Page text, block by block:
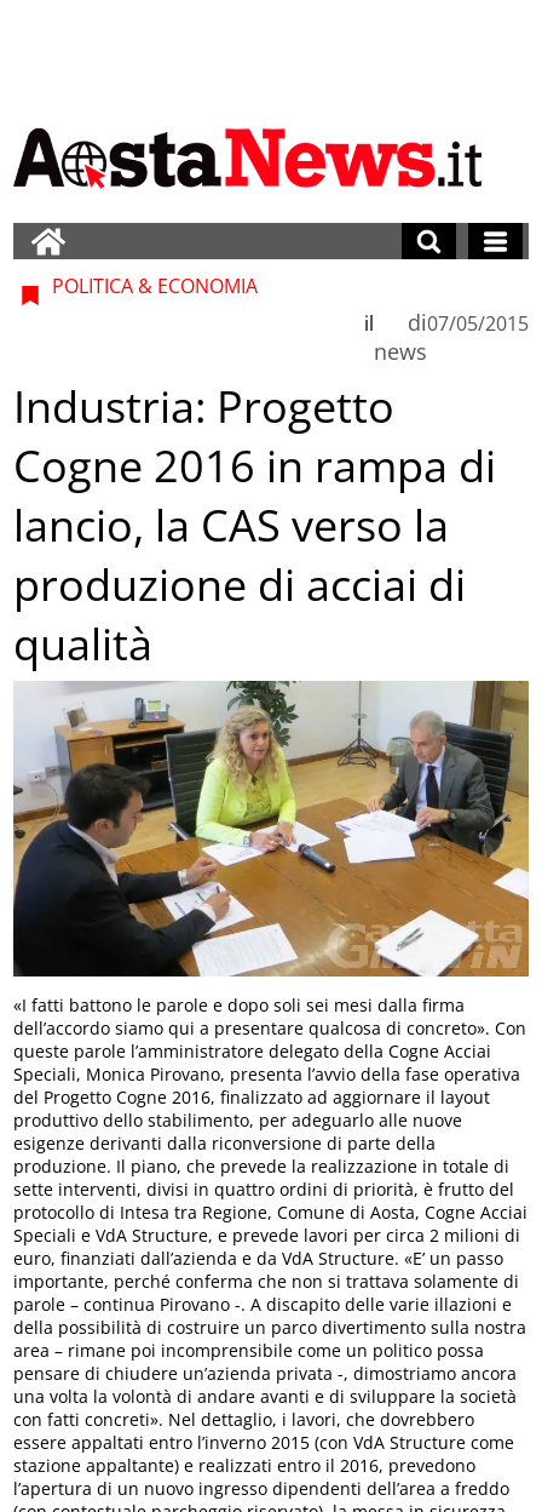
POLITICA & ECONOMIA
di
news
il 07/05/2015
Industria: Progetto
Cogne 2016 in rampa di
lancio, la CAS verso la
produzione di acciai di
qualità
«I fatti battono le parole e dopo soli sei mesi dalla firma
dell’accordo siamo qui a presentare qualcosa di concreto». Con
queste parole l’amministratore delegato della Cogne Acciai
Speciali, Monica Pirovano, presenta l’avvio della fase operativa
del Progetto Cogne 2016, finalizzato ad aggiornare il layout
produttivo dello stabilimento, per adeguarlo alle nuove
esigenze derivanti dalla riconversione di parte della
produzione. Il piano, che prevede la realizzazione in totale di
sette interventi, divisi in quattro ordini di priorità, è frutto del
protocollo di Intesa tra Regione, Comune di Aosta, Cogne Acciai
Speciali e VdA Structure, e prevede lavori per circa 2 milioni di
euro, finanziati dall’azienda e da VdA Structure. «E’ un passo
importante, perché conferma che non si trattava solamente di
parole – continua Pirovano -. A discapito delle varie illazioni e
della possibilità di costruire un parco divertimento sulla nostra
area – rimane poi incomprensibile come un politico possa
pensare di chiudere un’azienda privata -, dimostriamo ancora
una volta la volontà di andare avanti e di sviluppare la società
con fatti concreti». Nel dettaglio, i lavori, che dovrebbero
essere appaltati entro l’inverno 2015 (con VdA Structure come
stazione appaltante) e realizzati entro il 2016, prevedono
l’apertura di un nuovo ingresso dipendenti dell’area a freddo